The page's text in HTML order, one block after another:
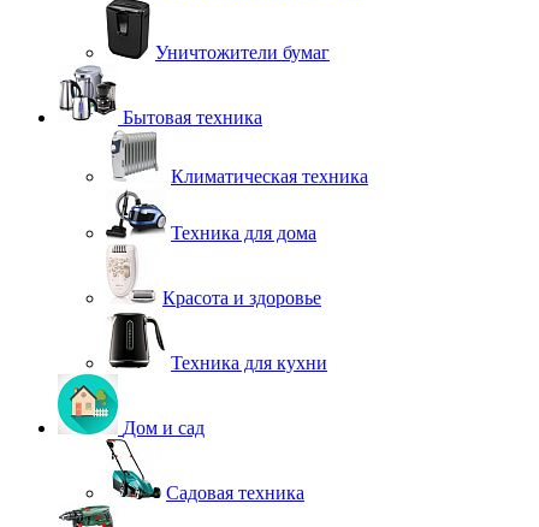
Уничтожители бумаг
Бытовая техника
Климатическая техника
Техника для дома
Красота и здоровье
Техника для кухни
Дом и сад
Садовая техника